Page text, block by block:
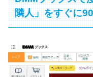
隣人」をすぐに